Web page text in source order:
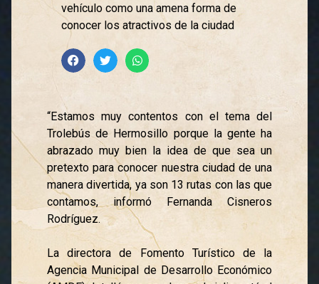
vehículo como una amena forma de
conocer los atractivos de la ciudad
“Estamos muy contentos con el tema del
Trolebús de Hermosillo porque la gente ha
abrazado muy bien la idea de que sea un
pretexto para conocer nuestra ciudad de una
manera divertida, ya son 13 rutas con las que
contamos, informó Fernanda Cisneros
Rodríguez.
La directora de Fomento Turístico de la
Agencia Municipal de Desarrollo Económico